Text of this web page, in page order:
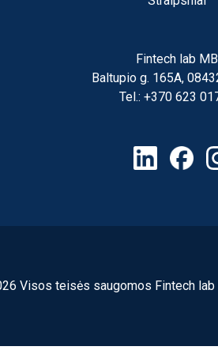
Fintech lab MB
Baltupio g. 165A,
Tel.: +370 623
Visos teisės saugomos Fintech lab